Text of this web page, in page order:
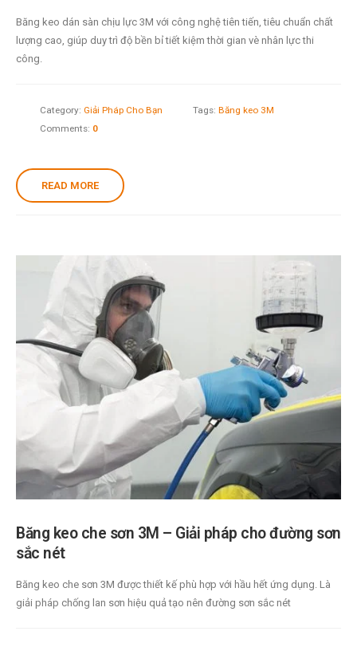
Băng keo dán sàn chịu lực 3M với công nghệ tiên tiến, tiêu chuẩn chất
lượng cao, giúp duy trì độ bền bỉ tiết kiệm thời gian vè nhân lực thi
công.
Category: Giải Pháp Cho Bạn Tags: Băng keo 3M
Comments: 0
READ MORE
Băng keo che sơn 3M – Giải pháp cho đường sơn
sắc nét
Băng keo che sơn 3M được thiết kế phù hợp với hầu hết ứng dụng. Là
giải pháp chống lan sơn hiệu quả tạo nên đường sơn sắc nét